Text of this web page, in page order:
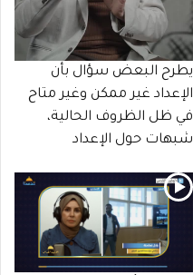
يطرح البعض سؤال بأن
الإعداد غير ممكن وغير متاح
في ظل الظروف الحالية،
شبهات حول الإعداد